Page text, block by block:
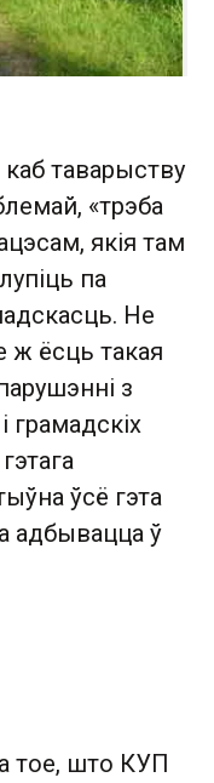
таварыству
«трэба
якія там
па
Не
ж ёсць такая
з
грамадскіх
ўсё гэта
адбывацца ў
тое, што КУП